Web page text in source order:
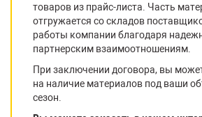
товаров из прайс-листа. Часть
отгружается со складов
работы компании благодаря
партнерским взаимоотношениям.
При заключении договора, вы
на наличие материалов под ваши
сезон.